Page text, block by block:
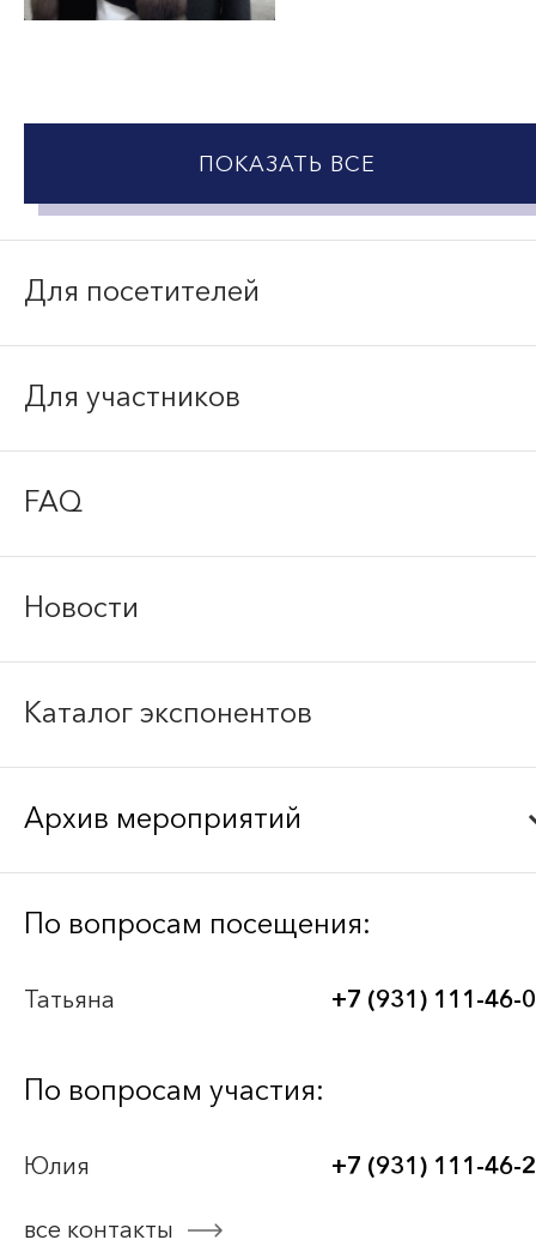
ПОКАЗАТЬ ВСЕ
Для посетителей
Для участников
FAQ
Новости
Каталог экспонентов
Архив мероприятий
Bee-Together 21 (2026)
BEE-TOGETHER.KG 3-я Международная
По вопросам посещения:
Татьяна +7 (931) 111-46-
По вопросам участия:
Юлия +7 (931) 111-46-
все контакты